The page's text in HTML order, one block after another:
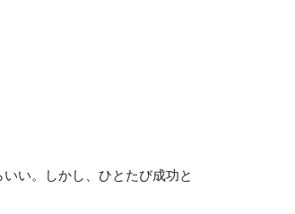
い。しかし、ひとたび成功と